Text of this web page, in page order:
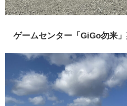
ゲームセンター「GiGo勿来